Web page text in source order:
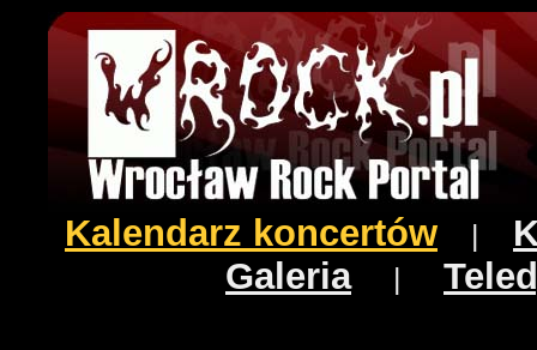
Kalendarz koncertów
Galeria|